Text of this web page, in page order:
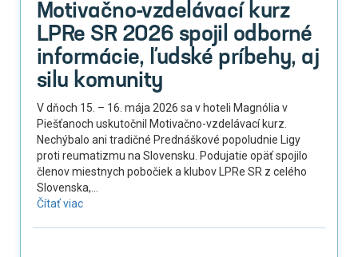
Motivačno-vzdelávací kurz
LPRe SR 2026 spojil odborné
informácie, ľudské príbehy, aj
silu komunity
V dňoch 15. – 16. mája 2026 sa v hoteli Magnólia v
Piešťanoch uskutočnil Motivačno-vzdelávací kurz.
Nechýbalo ani tradičné Prednáškové popoludnie Ligy
proti reumatizmu na Slovensku. Podujatie opäť spojilo
členov miestnych pobočiek a klubov LPRe SR z celého
Slovenska,...
Čítať viac